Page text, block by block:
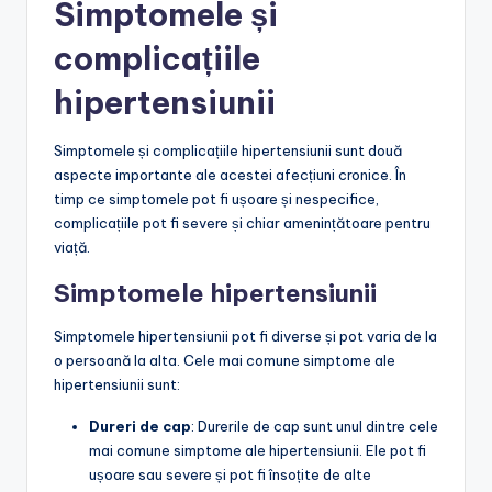
Simptomele și
complicațiile
hipertensiunii
Simptomele și complicațiile hipertensiunii sunt două
aspecte importante ale acestei afecțiuni cronice. În
timp ce simptomele pot fi ușoare și nespecifice,
complicațiile pot fi severe și chiar amenințătoare pentru
viață.
Simptomele hipertensiunii
Simptomele hipertensiunii pot fi diverse și pot varia de la
o persoană la alta. Cele mai comune simptome ale
hipertensiunii sunt:
Dureri de cap: Durerile de cap sunt unul dintre cele
mai comune simptome ale hipertensiunii. Ele pot fi
ușoare sau severe și pot fi însoțite de alte